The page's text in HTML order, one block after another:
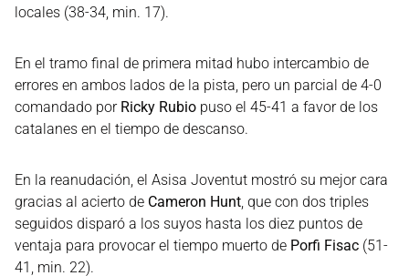
locales (38-34, min. 17).
En el tramo final de primera mitad hubo intercambio de
errores en ambos lados de la pista, pero un parcial de 4-0
comandado por Ricky Rubio puso el 45-41 a favor de los
catalanes en el tiempo de descanso.
En la reanudación, el Asisa Joventut mostró su mejor cara
gracias al acierto de Cameron Hunt, que con dos triples
seguidos disparó a los suyos hasta los diez puntos de
ventaja para provocar el tiempo muerto de Porfi Fisac (51-
41, min. 22).